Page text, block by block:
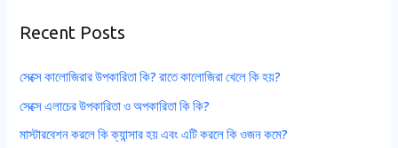
c
o
r
Recent Posts
সেক্সে কালোজিরার উপকারিতা কি? রাতে কালোজিরা খেলে কি হয়?
সেক্সে এলাচের উপকারিতা ও অপকারিতা কি কি?
মাস্টারবেশন করলে কি ক্যান্সার হয় এবং এটি করলে কি ওজন কমে?